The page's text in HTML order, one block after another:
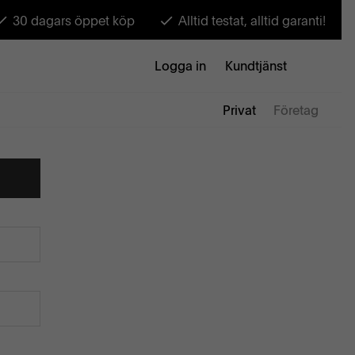
30 dagars öppet köp Alltid testat, alltid garanti!
Logga in Kundtjänst
Privat Företag